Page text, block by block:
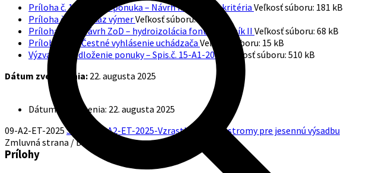
Príloha č. 1 – Cenová ponuka – Návrh na plnenie kritéria Veľkosť súboru: 181 kB
Príloha č. 1A -Výkaz výmerVeľkosť súboru:
Príloha č. 2 – Návrh ZoD – hydroizolácia fontány Luník II Veľkosť súboru: 68 kB
Príloha č. 3 – Čestné vyhlásenie uchádzača Veľkosť súboru: 15 kB
Výzva na predloženie ponuky – Spis.č. 15-A1-2025
Veľkosť súboru: 510 kB
Dátum zverejnenia: 22. augusta 2025
Dátum zverejnenia: 22. augusta 2025
09-A2-ET-2025Spis. č. 09-A2-ET-2025-Vzrastlé listnaté stromy pre jesennú výsadbu
Zmluvná strana / Dodávateľ:
Prílohy